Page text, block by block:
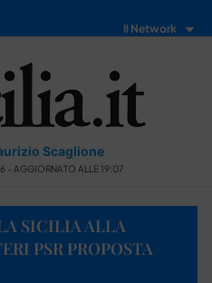
Il Network
Scaglione
- AGGIORNATO ALLE 19:07
SICILIA ALLA
PSR PROPOSTA